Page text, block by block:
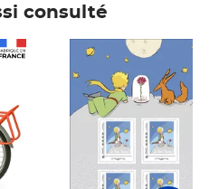
consulté
Prix 7,50€